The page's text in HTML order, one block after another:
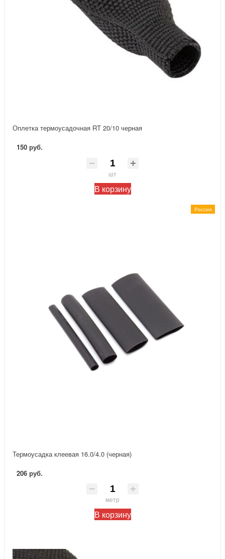
Оплетка термоусадочная RT 20/10 черная
150 руб.
шт
В корзину
Россия
Термоусадка клеевая 16.0/4.0 (черная)
206 руб.
метр
В корзину